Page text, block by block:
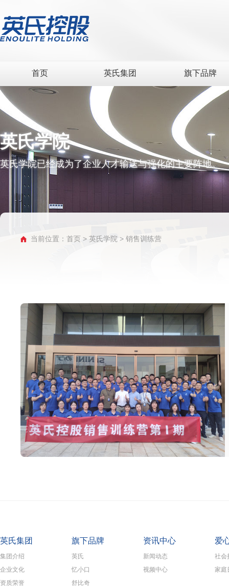
首页 英氏集团 旗下品牌
英氏学院
英氏学院已经成为了企业人才输送与强化的主要阵地。
当前位置： 首页 > 英氏学院 > 销售训练营
英氏集团
集团介绍
企业文化
资质荣誉
旗下品牌
英氏
忆小口
舒比奇
资讯中心
新闻动态
视频中心
爱
社会
家庭